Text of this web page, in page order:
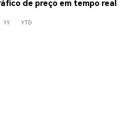
de preço em tempo real
1Y YTD